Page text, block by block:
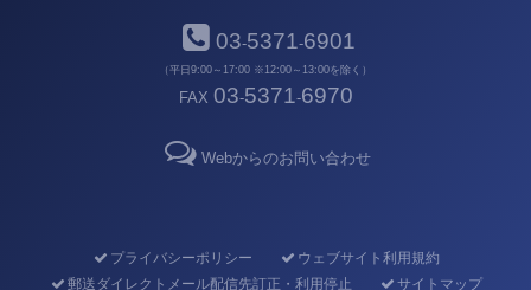
03-5371-6901
（平日9:00～17:00 ※12:00～13:00を除く）
FAX 03-5371-6970
Webからのお問い合わせ
プライバシーポリシー
ウェブサイト利用規約
郵送ダイレクトメール配信先訂正・利用停止
サイトマップ